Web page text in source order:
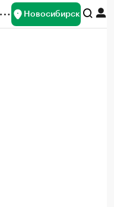
Новосибирск